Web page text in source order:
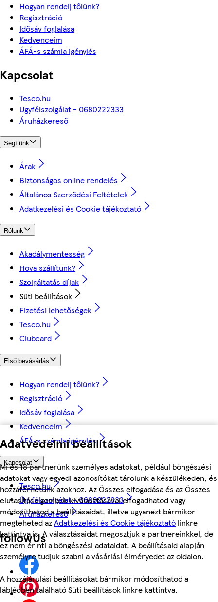
Adatvédelmi beállítások
Mi és 18 partnerünk személyes adatokat, például böngészési
adatokat vagy egyedi azonosítókat tárolunk a készülékeden, és
hozzáférhetünk azokhoz. Az Összes elfogadása és az Összes
elutasítása gombok kiválasztásával elfogadhatod vagy
módosíthatod a beállításaidat, illetve ugyanezt bármikor
megteheted azAdatkezelési és Cookie tájékoztató linkre
kattintva is. A választásaidat megosztjuk a partnereinkkel, de
ez nem érinti a böngészési adataidat. A beállításaid alapján
személyre tudjuk szabni a vásárlási élményedet az oldalon.
A hozzájárulási beállításokat bármikor módosíthatod a
láblécben található Süti beállítások linkre kattintva.
Hogyan rendelj tőlünk?
Regisztráció
Idősáv foglalása
Kedvenceim
ÁFÁ-s számla igénylés
Kapcsolat
Tesco.hu
Ügyfélszolgálat - 0680222333
Áruházkereső
Segítünk
Árak
Biztonságos online rendelés
Általános Szerződési Feltételek
Adatkezelési és Cookie tájékoztató
Rólunk
Akadálymentesség
Hova szállítunk?
Szolgáltatás díjak
Süti beállítások
Fizetési lehetőségek
Tesco.hu
Clubcard
Első bevásárlás
Hogyan rendelj tőlünk?
Regisztráció
Idősáv foglalása
Kedvenceim
ÁFÁ-s számla igénylés
Kapcsolat
Tesco.hu
Ügyfélszolgálat - 0680222333
Áruházkereső
followUs